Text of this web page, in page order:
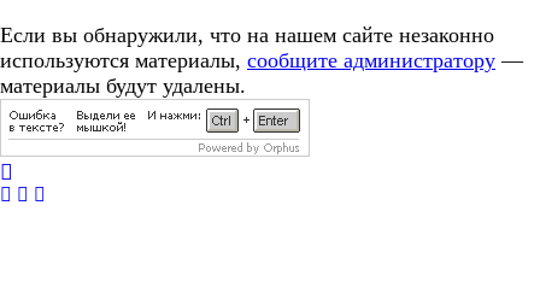
Если вы обнаружили, что на нашем сайте незаконно
используются материалы, сообщите администратору —
материалы будут удалены.